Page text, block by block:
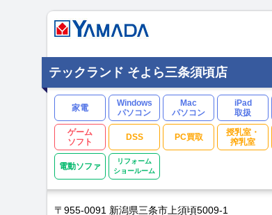
テックランド そよら三条須頃店
家電
Windows
パソコン
Mac
パソコン
iPad
取扱
ゲーム
ソフト
DSS PC買取
授乳室・
搾乳室
電動ソファ
リフォーム
ショールーム
〒955-0091 新潟県三条市上須頃5009-1